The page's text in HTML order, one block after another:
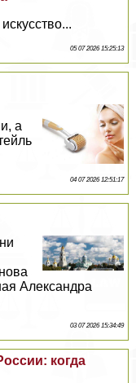
05 07 2026 15:25:13
а
04 07 2026 12:51:17
Александра
03 07 2026 15:34:49
когда